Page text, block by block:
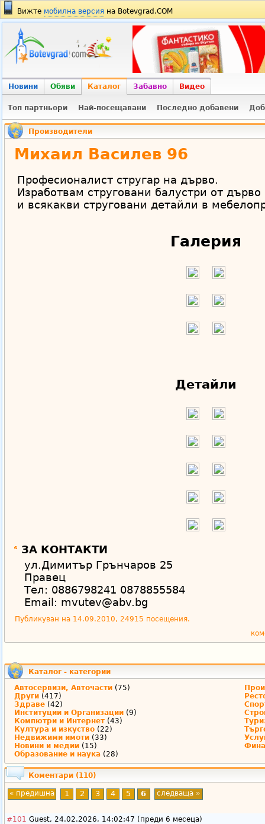
Вижте мобилна версия на Botevgrad.COM
Новини Обяви Каталог Забавно Видео
Топ партньори Най-посещавани Последно добавени
Производители
Михаил Василев 96
Професионалист стругар на дърво.
Изработвам струговани балустри от дърво
и всякакви струговани детайли в
Галерия
Детайли
ЗА КОНТАКТИ
ул.Димитър Грънчаров 25
Правец
Тел: 0886798241 0878855584
Email: mvutev@abv.bg
Публикуван на 14.09.2010, 24915 посещения.
Каталог - категории
Автосервизи, Авточасти(75)
Други(417)
Здраве(42)
Институции и Организации(9)
Компютри и Интернет(43)
Култура и изкуство(22)
Недвижими имоти(33)
Новини и медии(15)
Образование и наука(28)
Коментари (110)
« предишна 1 2 3 4 5 6 следваща »
#101 Guest, 24.02.2026, 14:02:47 (преди 6 месеца)